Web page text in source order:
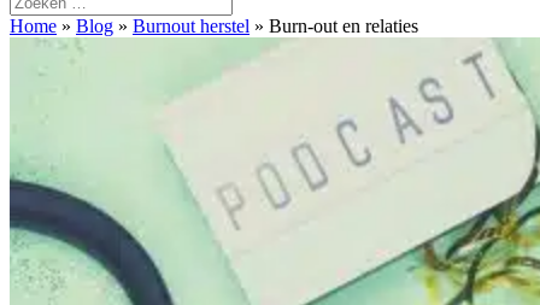
Home » Blog » Burnout herstel » Burn-out en relaties